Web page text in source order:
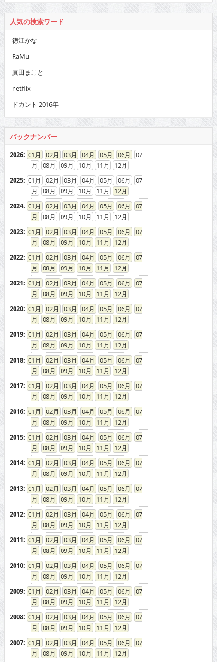
人気の検索ワード
徳江かな
RaMu
真田まこと
netflix
ドカント 2016年
バックナンバー
2026: 01 02 03 04 05 06
07
08
09 10 11
12
2025: 01 02 03 04 05 06
07
08
09 10 11
12
2024: 01 02 03 04 05 06
07
08
09 10 11
12
2023: 01 02 03 04 05 06
07
08
09 10 11
12
2022: 01 02 03 04 05 06
07
08
09 10 11
12
2021: 01 02 03 04 05 06
07
08
09 10 11
12
2020: 01 02 03 04 05 06
07
08
09 10 11
12
2019: 01 02 03 04 05 06
07
08
09 10 11
12
2018: 01 02 03 04 05 06
07
08
09 10 11
12
2017: 01 02 03 04 05 06
07
08
09 10 11
12
2016: 01 02 03 04 05 06
07
08
09 10 11
12
2015: 01 02 03 04 05 06
07
08
09 10 11
12
2014: 01 02 03 04 05 06
07
08
09 10 11
12
2013: 01 02 03 04 05 06
07
08
09 10 11
12
2012: 01 02 03 04 05 06
07
08
09 10 11
12
2011: 01 02 03 04 05 06
07
08
09 10 11
12
2010: 01 02 03 04 05 06
07
08
09 10 11
12
2009: 01 02 03 04 05 06
07
08
09 10 11
12
2008: 01 02 03 04 05 06
07
08
09 10 11
12
2007: 01 02 03 04 05 06
07
08
09 10 11
12